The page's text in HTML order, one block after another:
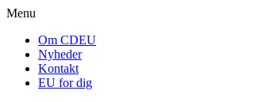
Menu
Om CDEU
Nyheder
Kontakt
EU for dig